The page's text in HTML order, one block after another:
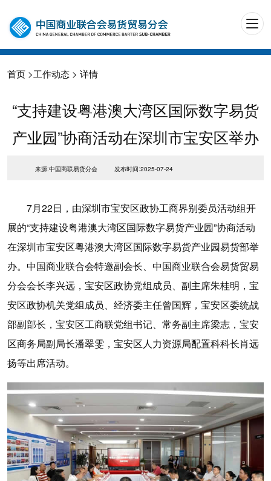
首页 >工作动态 > 详情
“支持建设粤港澳大湾区国际数字易货
产业园”协商活动在深圳市宝安区举办
来源:中国商联易货分会 发布时间:2025-07-24
7月22日，由深圳市宝安区政协工商界别委员活动组开
展的“支持建设粤港澳大湾区国际数字易货产业园”协商活动
在深圳市宝安区粤港澳大湾区国际数字易货产业园易货部举
办。中国商业联合会特邀副会长、中国商业联合会易货贸易
分会会长李兴远，宝安区政协党组成员、副主席朱桂明，宝
安区政协机关党组成员、经济委主任曾国辉，宝安区委统战
部副部长，宝安区工商联党组书记、常务副主席梁志，宝安
区商务局副局长潘翠雯，宝安区人力资源局配置科科长肖远
扬等出席活动。